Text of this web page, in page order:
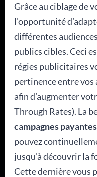
Grâce au ciblage de
l’opportunité
différentes
publics cibles. Ceci
régies publicitaires
pertinence entre vos
afin d’augmenter
Through Rates). La
campagnes payantes
pouvez
jusqu’à découvrir la
Cette dernière vous